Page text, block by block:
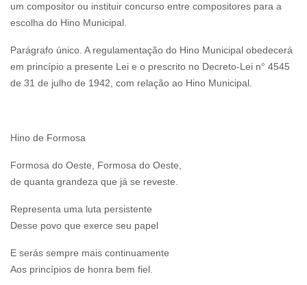
um compositor ou instituir concurso entre compositores para a
escolha do Hino Municipal.
Parágrafo único. A regulamentação do Hino Municipal obedecerá
em princípio a presente Lei e o prescrito no Decreto-Lei n° 4545
de 31 de julho de 1942, com relação ao Hino Municipal.
Hino de Formosa
Formosa do Oeste, Formosa do Oeste,
de quanta grandeza que já se reveste.
Representa uma luta persistente
Desse povo que exerce seu papel
E serás sempre mais continuamente
Aos princípios de honra bem fiel.